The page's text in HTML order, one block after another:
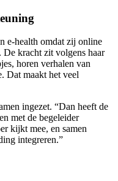
e-health omdat zij online
De kracht zit volgens haar
horen verhalen van
Dat maakt het veel
ingezet. “Dan heeft de
met de begeleider
kijkt mee, en samen
integreren.”